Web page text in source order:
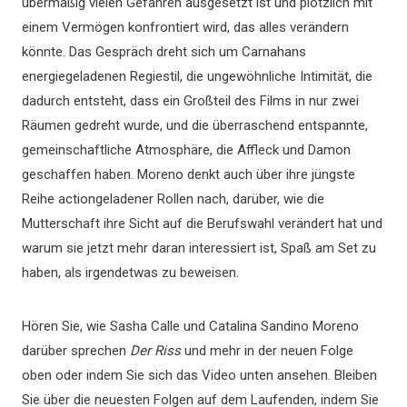
einem Vermögen konfrontiert wird, das alles verändern
könnte. Das Gespräch dreht sich um Carnahans
energiegeladenen Regiestil, die ungewöhnliche Intimität, die
dadurch entsteht, dass ein Großteil des Films in nur zwei
Räumen gedreht wurde, und die überraschend entspannte,
gemeinschaftliche Atmosphäre, die Affleck und Damon
geschaffen haben. Moreno denkt auch über ihre jüngste
Reihe actiongeladener Rollen nach, darüber, wie die
Mutterschaft ihre Sicht auf die Berufswahl verändert hat und
warum sie jetzt mehr daran interessiert ist, Spaß am Set zu
haben, als irgendetwas zu beweisen.
Hören Sie, wie Sasha Calle und Catalina Sandino Moreno
darüber sprechen Der Rissund mehr in der neuen Folge
oben oder indem Sie sich das Video unten ansehen. Bleiben
Sie über die neuesten Folgen auf dem Laufenden, indem Sie